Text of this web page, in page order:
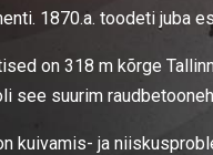
1870.a. toodeti juba
on 318 m kõrge
see suurim
kuivamis- ja